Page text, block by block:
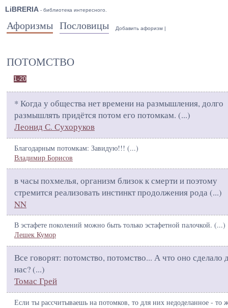
LiBRERIA - библиотека интересного.
Афоризмы Пословицы Добавить афоризм |
ПОТОМСТВО
1-20
* Когда у общества нет времени на размышления, долго
размышлять придётся потом его потомкам. (...)
Леонид С. Сухоруков
Благодарным потомкам: Завидую!!! (...)
Владимир Борисов
в часы похмелья, организм близок к смерти и поэтому
стремится реализовать инстинкт продолжения рода (...)
NN
В эстафете поколений можно быть только эстафетной палочкой. (...)
Лешек Кумор
Все говорят: потомство, потомство... А что оно сделало
нас? (...)
Томас Грей
Если ты рассчитываешь на потомков, то для них недоделанное - то